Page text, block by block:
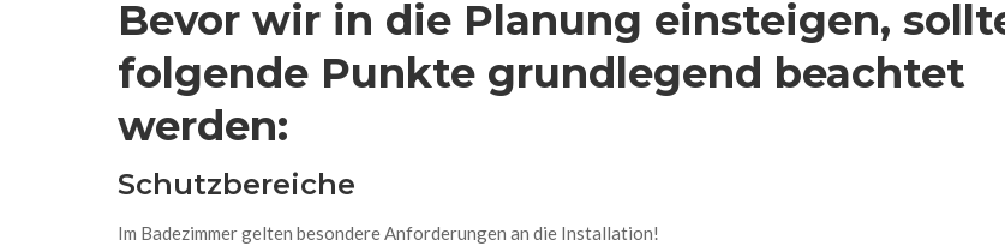
Bevor wir in die Planung einsteigen,
folgende Punkte grundlegend beachtet
werden:
Schutzbereiche
Im Badezimmer gelten besondere Anforderungen an die Installation!